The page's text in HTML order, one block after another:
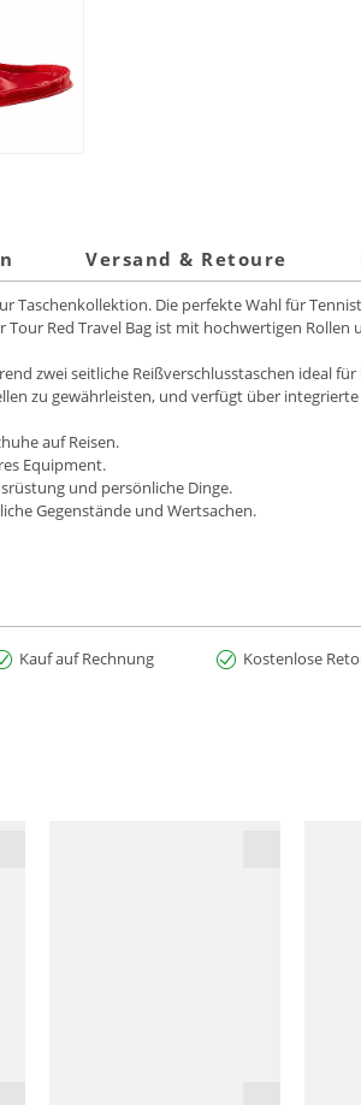
Versand & Retoure
Taschenkollektion. Die perfekte Wahl für
Red Travel Bag ist mit hochwertigen
zwei seitliche Reißverschlusstaschen ideal
zu gewährleisten, und verfügt über
auf Reisen.
Equipment.
und persönliche Dinge.
Gegenstände und Wertsachen.
Kauf auf Rechnung Kostenlose